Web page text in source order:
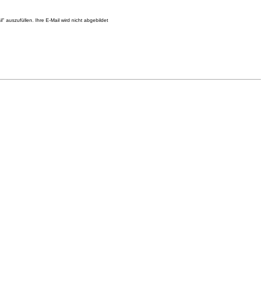
auszufüllen. Ihre E-Mail wird nicht abgebildet